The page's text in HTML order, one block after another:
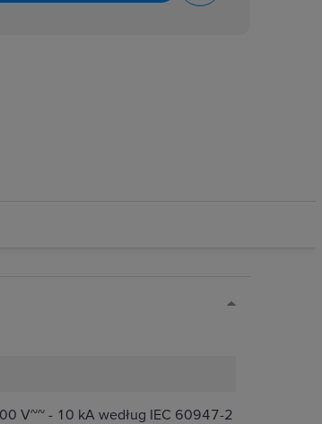
V~~ - 10 kA według IEC 60947-2